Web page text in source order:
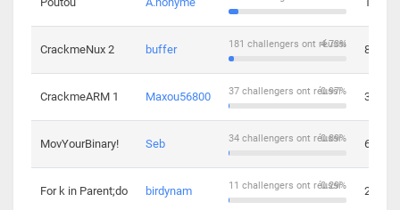
CrackmeNux 2 buffer 4.73%
181 challengers ont réussi 8
CrackmeARM 1 Maxou56800 0.97%
37 challengers ont réussi 3
MovYourBinary! Seb 0.89%
34 challengers ont réussi 6
For k in Parent;do birdynam 0.29%
11 challengers ont réussi 2